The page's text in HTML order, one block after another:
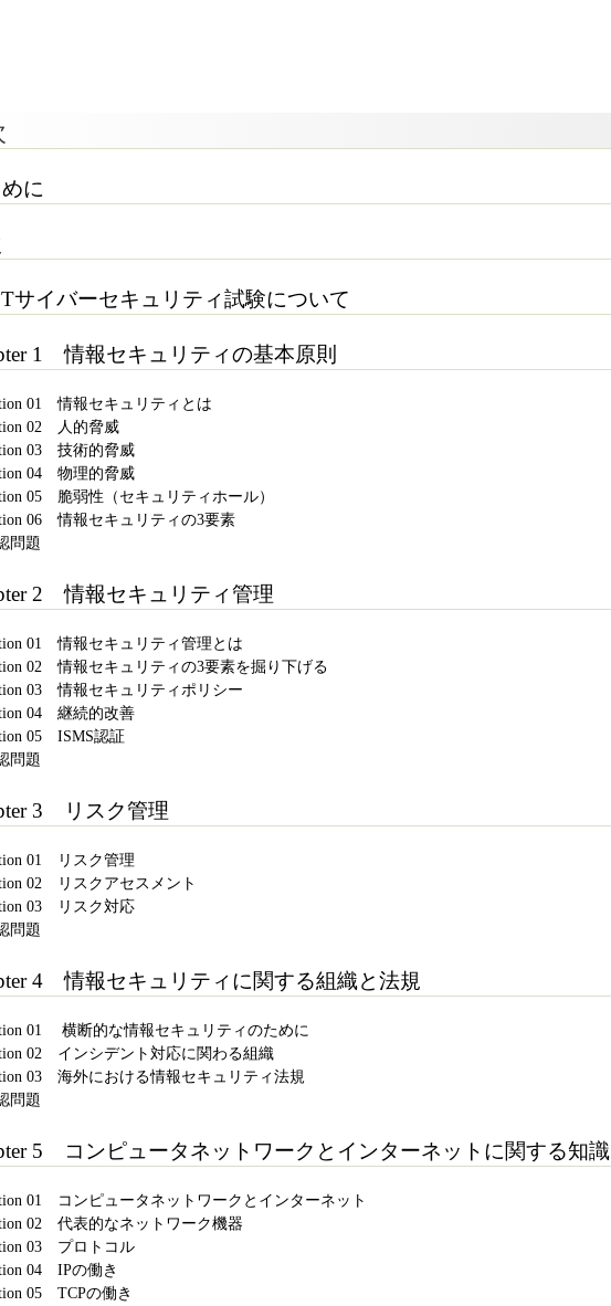
に
サイバーセキュリティ試験について
1 情報セキュリティの基本原則
01 情報セキュリティとは
02 人的脅威
03 技術的脅威
04 物理的脅威
05 脆弱性（セキュリティホール）
06 情報セキュリティの3要素
問題
2 情報セキュリティ管理
01 情報セキュリティ管理とは
02 情報セキュリティの3要素を掘り下げる
03 情報セキュリティポリシー
04 継続的改善
05 ISMS認証
問題
3 リスク管理
01 リスク管理
02 リスクアセスメント
03 リスク対応
問題
4 情報セキュリティに関する組織と法規
01 横断的な情報セキュリティのために
02 インシデント対応に関わる組織
03 海外における情報セキュリティ法規
問題
5 コンピュータネットワークとインターネットに関する知識
01 コンピュータネットワークとインターネット
02 代表的なネットワーク機器
03 プロトコル
04 IPの働き
05 TCPの働き